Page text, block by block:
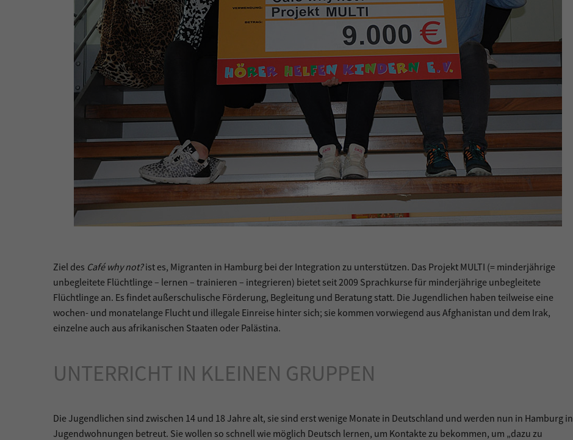
Ziel des Café why not?ist es, Migranten in Hamburg bei der Integration zu unterstützen. Das Projekt MULTI (= minderjährige
unbegleitete Flüchtlinge – lernen – trainieren – integrieren) bietet seit 2009 Sprachkurse für minderjährige unbegleitete
Flüchtlinge an. Es findet außerschulische Förderung, Begleitung und Beratung statt. Die Jugendlichen haben teilweise eine
wochen- und monatelange Flucht und illegale Einreise hinter sich; sie kommen vorwiegend aus Afghanistan und dem Irak,
einzelne auch aus afrikanischen Staaten oder Palästina.
UNTERRICHT IN KLEINEN GRUPPEN
Die Jugendlichen sind zwischen 14 und 18 Jahre alt, sie sind erst wenige Monate in Deutschland und werden nun in Hamburg in
Jugendwohnungen betreut. Sie wollen so schnell wie möglich Deutsch lernen, um Kontakte zu bekommen, um „dazu zu